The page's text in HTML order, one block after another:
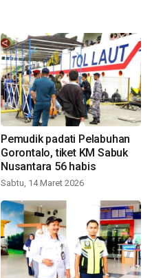
Pemudik padati Pelabuhan
Gorontalo, tiket KM Sabuk
Nusantara 56 habis
Sabtu, 14 Maret 2026